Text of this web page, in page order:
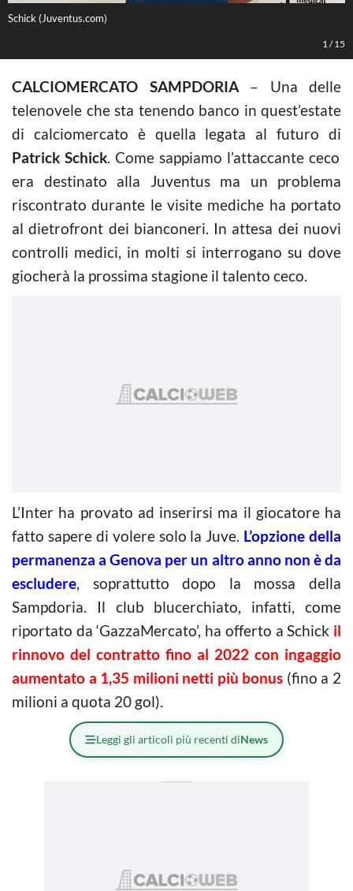
Schick (Juventus.com)
1 /15
CALCIOMERCATO SAMPDORIA– Una delle
telenovele che sta tenendo banco in quest’estate
di calciomercato è quella legata al futuro di
Patrick Schick. Come sappiamo l’attaccante ceco
era destinato alla Juventus ma un problema
riscontrato durante le visite mediche ha portato
al dietrofront dei bianconeri. In attesa dei nuovi
controlli medici, in molti si interrogano su dove
giocherà la prossima stagione il talento ceco.
L’Inter ha provato ad inserirsi ma il giocatore ha
fatto sapere di volere solo la Juve. L’opzione della
permanenza a Genova per un altro anno non è da
escludere, soprattutto dopo la mossa della
Sampdoria. Il club blucerchiato, infatti, come
riportato da ‘GazzaMercato’, ha offerto a Schick il
rinnovo del contratto fino al 2022 con ingaggio
aumentato a 1,35 milioni netti più bonus (fino a 2
milioni a quota 20 gol).
Leggi gli articoli più recenti diNews